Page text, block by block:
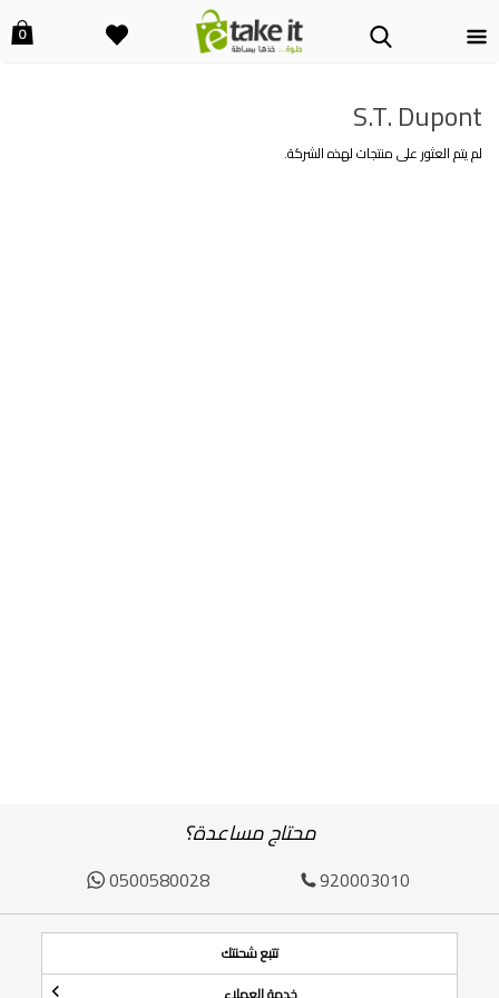
0
S.T. Dupont
لم يتم العثور على منتجات لهذه الشركة.
محتاج مساعدة؟
920003010
0500580028
تتبع شحنتك